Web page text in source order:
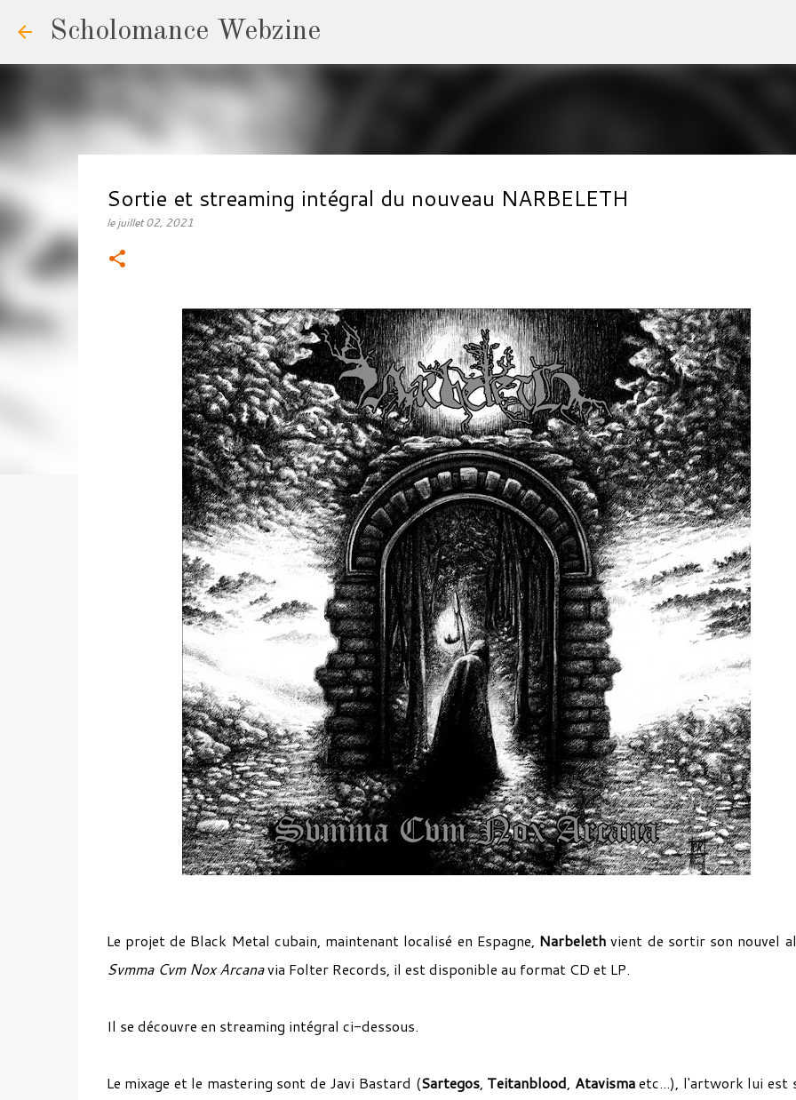
Scholomance Webzine
Sortie et streaming intégral du nouveau NARBELETH
lejuillet 02, 2021
Le projet de Black Metal cubain, maintenant localisé en Espagne, Narbelethvient de sortir son nouvel
Svmma Cvm Nox Arcanavia Folter Records, il est disponible au format CD et LP.
Il se découvre en streaming intégral ci-dessous.
Le mixage et le mastering sont de Javi Bastard (Sartegos, Teitanblood, Atavismaetc...), l'artwork lui est